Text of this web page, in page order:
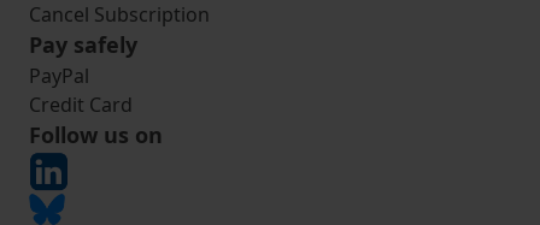
Cancel Subscription
Pay safely
PayPal
Credit Card
Follow us on